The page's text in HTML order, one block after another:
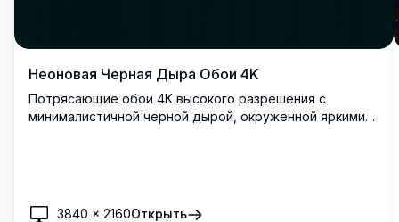
Неоновая Черная Дыра Обои 4K
Потрясающие обои 4K высокого разрешения с
минималистичной черной дырой, окруженной яркими
подходит для любителей космоса, ищущих
3840 × 2160Открыть